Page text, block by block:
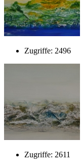
Zugriffe: 2496
Zugriffe: 2611